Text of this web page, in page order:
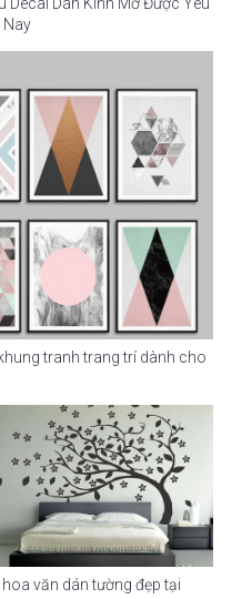
Decal Dán Kính Mờ Được Yêu
Nay
tranh trang trí dành cho
văn dán tường đẹp tại